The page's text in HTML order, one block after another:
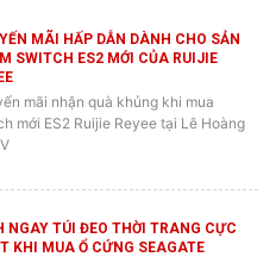
MÃI HẤP DẪN DÀNH CHO SẢN
SWITCH ES2 MỚI CỦA RUIJIE
mãi nhận quà khủng khi mua
mới ES2 Ruijie Reyee tại Lê Hoàng
NGAY TÚI ĐEO THỜI TRANG CỰC
KHI MUA Ổ CỨNG SEAGATE